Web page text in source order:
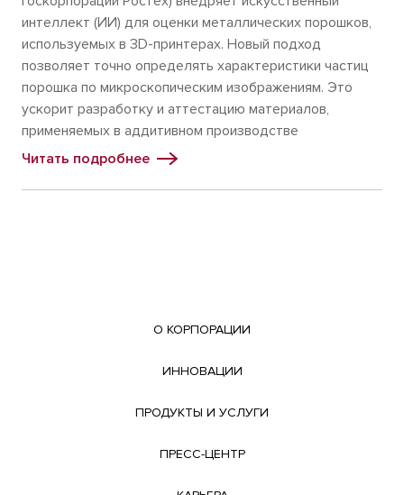
интеллект (ИИ) для оценки металлических порошков,
используемых в 3D-принтерах. Новый подход
позволяет точно определять характеристики частиц
порошка по микроскопическим изображениям. Это
ускорит разработку и аттестацию материалов,
применяемых в аддитивном производстве
Читать подробнее
О КОРПОРАЦИИ
ИННОВАЦИИ
ПРОДУКТЫ И УСЛУГИ
ПРЕСС-ЦЕНТР